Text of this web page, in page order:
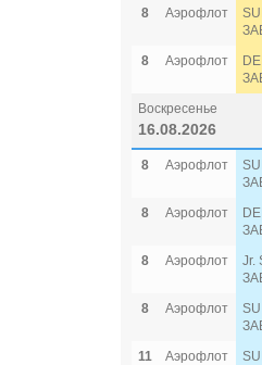
8
Аэрофлот
8
Аэрофлот
Воскресенье
16.08.2026
8 Аэрофлот
8
Аэрофлот
8
Аэрофлот
Jr.
8
Аэрофлот
11
Аэрофлот